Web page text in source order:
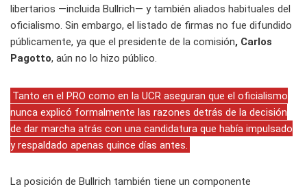
libertarios —incluida Bullrich— y también aliados habituales del
oficialismo. Sin embargo, el listado de firmas no fue difundido
públicamente, ya que el presidente de la comisión, Carlos
Pagotto, aún no lo hizo público.
Tanto en el PRO como en la UCR aseguran que el oficialismo
nunca explicó formalmente las razones detrás de la decisión
de dar marcha atrás con una candidatura que había impulsado
y respaldado apenas quince días antes.
La posición de Bullrich también tiene un componente